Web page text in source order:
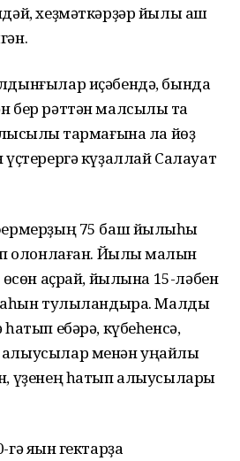
хеҙмәткәр­ҙәр йылы аш
иҫәбендә, бында
бер рәттән мал­сылыҡ та
тармағына ла йөҙ
күҙаллай Салауат
75 баш йылҡыһы
ҡолонлаған. Йылҡы малын
өсөн аҫрай, йылына 15-ләбен
тулыландыра. Малды
ебәрә, күбеһенсә,
менән уңайлы
үҙенең һатып алыусылары
яҡын гектарҙа